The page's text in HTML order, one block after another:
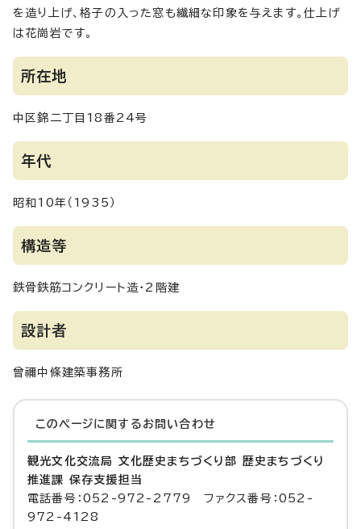
を造り上げ、格子の入った窓も繊細な印象を与えます。仕上げ
は花崗岩です。
所在地
中区錦二丁目18番24号
年代
昭和10年（1935）
構造等
鉄骨鉄筋コンクリート造・2階建
設計者
曾禰中條建築事務所
このページに関する お問い合わせ
観光文化交流局 文化歴史まちづくり部 歴史まちづくり
推進課 保存支援担当
電話番号：052-972-2779 ファクス番号：052-
972-4128